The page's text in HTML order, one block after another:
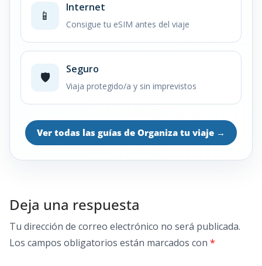
📱
Internet
Consigue tu eSIM antes del viaje
🛡️
Seguro
Viaja protegido/a y sin imprevistos
Ver todas las guías de Organiza tu viaje →
Deja una respuesta
Tu dirección de correo electrónico no será publicada.
Los campos obligatorios están marcados con *